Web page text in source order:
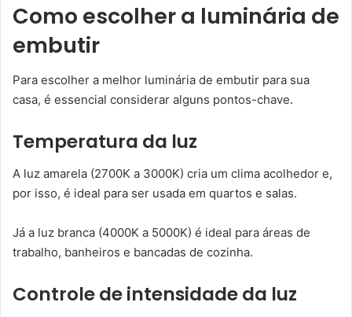
Como escolher a luminária de
embutir
Para escolher a melhor luminária de embutir para sua
casa, é essencial considerar alguns pontos-chave.
Temperatura da luz
A luz amarela (2700K a 3000K) cria um clima acolhedor e,
por isso, é ideal para ser usada em quartos e salas.
Já a luz branca (4000K a 5000K) é ideal para áreas de
trabalho, banheiros e bancadas de cozinha.
Controle de intensidade da luz